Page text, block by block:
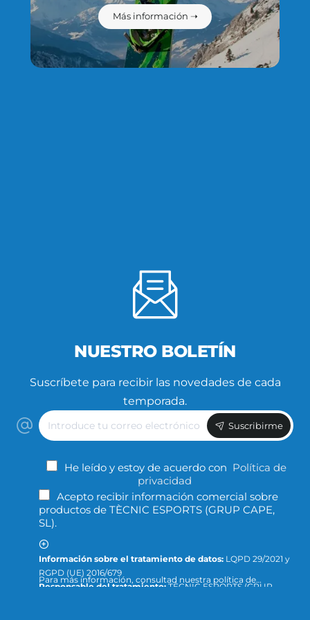
Más información ➝
NUESTRO BOLETÍN
Suscríbete para recibir las novedades de cada
temporada.
Introduce
tu
correo
Suscribirme
He leído y estoy de acuerdo con Política de
privacidad
Acepto recibir información comercial sobre
productos de TÈCNIC ESPORTS (GRUP CAPE,
SL).
Información sobre el tratamiento de datos: LQPD 29/2021 y
RGPD (UE) 2016/679
Responsable del tratamiento:
Para más información, consultad nuestra política de